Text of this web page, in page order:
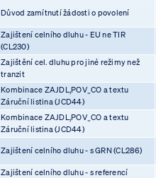
Důvod zamítnutí žádosti o povolení
Zajištení celního dluhu - EU ne TIR
(CL230)
Zajištění cel. dluhu pro jiné režimy než
tranzit
Kombinace ZAJDL,POV_CO a textu
Záruční listina (JCD44)
Kombinace ZAJDL,POV_CO a textu
Záruční listina (JCD44)
Zajištení celního dluhu - s GRN (CL286)
Zajištení celního dluhu - s referencí